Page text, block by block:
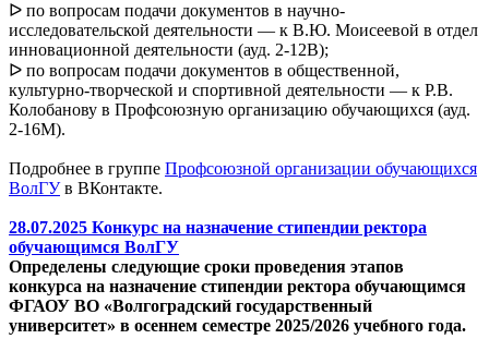
ᐅ по вопросам подачи документов в научно-
исследовательской деятельности — к В.Ю. Моисеевой в отдел
инновационной деятельности (ауд. 2-12В);
ᐅ по вопросам подачи документов в общественной,
культурно-творческой и спортивной деятельности — к Р.В.
Колобанову в Профсоюзную организацию обучающихся (ауд.
2-16М).
Подробнее в группе Профсоюзной организации обучающихся
ВолГУв ВКонтакте.
28.07.2025 Конкурс на назначение стипендии ректора
обучающимся ВолГУ
Определены следующие сроки проведения этапов
конкурса на назначение стипендии ректора обучающимся
ФГАОУ ВО «Волгоградский государственный
университет» в осеннем семестре 2025/2026 учебного года.